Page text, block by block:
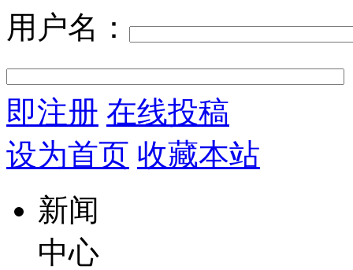
用户名：
即注册 在线投稿
设为首页 收藏本站
新闻
中心